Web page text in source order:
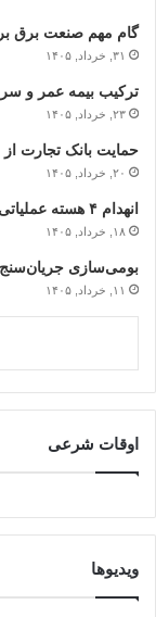
گام مهم صنعت برق
۳۱, خرداد, ۱۴۰۵
ترکیب بیمه عمر و
۲۳, خرداد, ۱۴۰۵
حمایت بانک تجارت از
۲۰, خرداد, ۱۴۰۵
انهدام ۴ هسته عملیاتی تروریستی (اینفوگرافیک)
۱۸, خرداد, ۱۴۰۵
بومی‌سازی جریان‌سنج
۱۱, خرداد, ۱۴۰۵
اوقات شرعی
ویدیوها